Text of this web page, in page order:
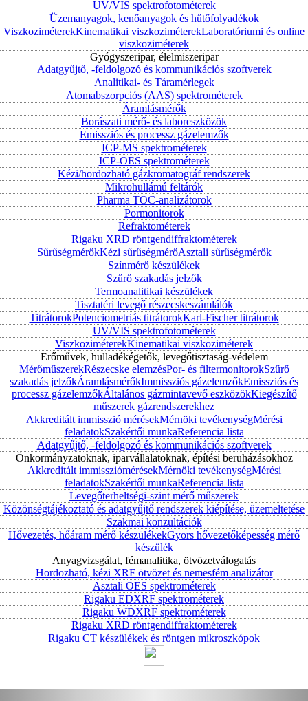
UV/VIS spektrofotométerek
Üzemanyagok, kenőanyagok és hűtőfolyadékok
ViszkoziméterekKinematikai viszkoziméterekLaboratóriumi és online
viszkoziméterek
Gyógyszeripar, élelmiszeripar
Adatgyűjtő, -feldolgozó és kommunikációs szoftverek
Analitikai- és Táramérlegek
Atomabszorpciós (AAS) spektrométerek
Áramlásmérők
Borászati mérő- és laboreszközök
Emissziós és processz gázelemzők
ICP-MS spektrométerek
ICP-OES spektrométerek
Kézi/hordozható gázkromatográf rendszerek
Mikrohullámú feltárók
Pharma TOC-analizátorok
Pormonitorok
Refraktométerek
Rigaku XRD röntgendiffraktométerek
SűrűségmérőkKézi sűrűségmérőAsztali sűrűségmérők
Színmérő készülékek
Szűrő szakadás jelzők
Termoanalitikai készülékek
Tisztatéri levegő részecskeszámlálók
TitrátorokPotenciometriás titrátorokKarl-Fischer titrátorok
UV/VIS spektrofotométerek
ViszkoziméterekKinematikai viszkoziméterek
Erőművek, hulladékégetők, levegőtisztaság-védelem
MérőműszerekRészecske elemzésPor- és filtermonitorokSzűrő
szakadás jelzőkÁramlásmérőkImmissziós gázelemzőkEmissziós és
processz gázelemzőkÁltalános gázmintavevő eszközökKiegészítő
műszerek gázrendszerekhez
Akkreditált immisszió mérésekMérnöki tevékenységMérési
feladatokSzakértői munkaReferencia lista
Adatgyűjtő, -feldolgozó és kommunikációs szoftverek
Önkormányzatoknak, iparvállalatoknak, építési beruházásokhoz
Akkreditált immissziómérésekMérnöki tevékenységMérési
feladatokSzakértői munkaReferencia lista
Levegőterheltségi-szint mérő műszerek
Közönségtájékoztató és adatgyűjtő rendszerek kiépítése, üzemeltetése
Szakmai konzultációk
Hővezetés, hőáram mérő készülékekGyors hővezetőképesség mérő
készülék
Anyagvizsgálat, fémanalitika, ötvözetválogatás
Hordozható, kézi XRF ötvözet és nemesfém analizátor
Asztali OES spektrométerek
Rigaku EDXRF spektrométerek
Rigaku WDXRF spektrométerek
Rigaku XRD röntgendiffraktométerek
Rigaku CT készülékek és röntgen mikroszkópok